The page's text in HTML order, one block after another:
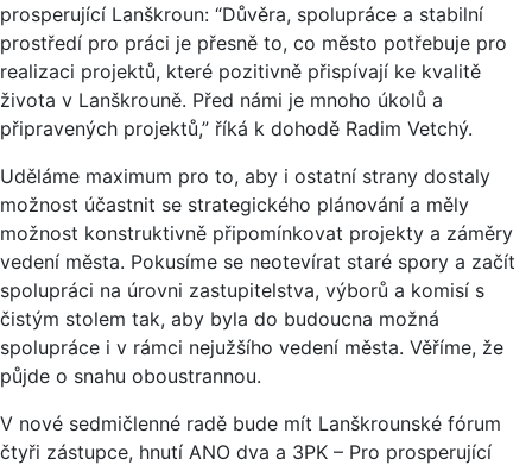
prosperující Lanškroun: “Důvěra, spolupráce a stabilní
prostředí pro práci je přesně to, co město potřebuje pro
realizaci projektů, které pozitivně přispívají ke kvalitě
života v Lanškrouně. Před námi je mnoho úkolů a
připravených projektů,” říká k dohodě Radim Vetchý.
Uděláme maximum pro to, aby i ostatní strany dostaly
možnost účastnit se strategického plánování a měly
možnost konstruktivně připomínkovat projekty a záměry
vedení města. Pokusíme se neotevírat staré spory a začít
spolupráci na úrovni zastupitelstva, výborů a komisí s
čistým stolem tak, aby byla do budoucna možná
spolupráce i v rámci nejužšího vedení města. Věříme, že
půjde o snahu oboustrannou.
V nové sedmičlenné radě bude mít Lanškrounské fórum
čtyři zástupce, hnutí ANO dva a 3PK – Pro prosperující